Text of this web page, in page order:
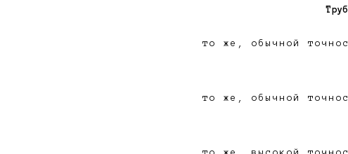
то же, обычной
то же, обычной